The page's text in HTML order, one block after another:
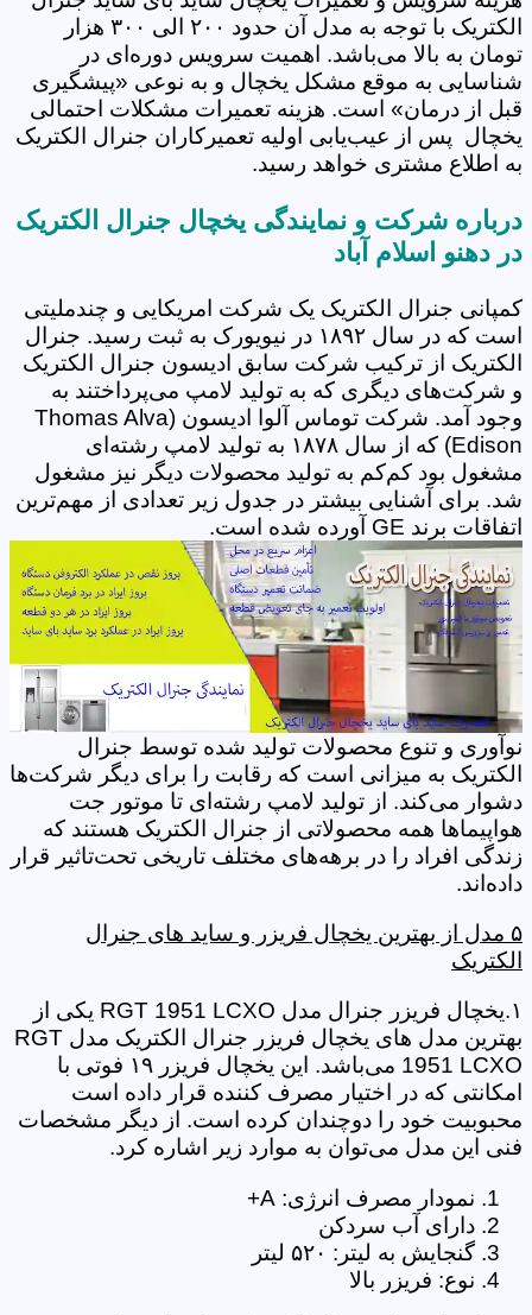
الکتریک با توجه به مدل آن حدود ۲۰۰ الی ۳۰۰ هزار
تومان به بالا می‌باشد. اهمیت سرویس دوره‌ای در
شناسایی به موقع مشکل یخچال و به نوعی «پیشگیری
قبل از درمان» است. هزینه تعمیرات مشکلات احتمالی
یخچال پس از عیب‌یابی اولیه تعمیرکاران جنرال الکتریک
به اطلاع مشتری خواهد رسید.
درباره شرکت و نمایندگی یخچال جنرال الکتریک
در دهنو اسلام آباد
کمپانی جنرال الکتریک یک شرکت امریکایی و چندملیتی
است که در سال ۱۸۹۲ در نیویورک به ثبت رسید. جنرال
الکتریک از ترکیب شرکت سابق ادیسون جنرال الکتریک
و شرکت‌های دیگری که به تولید لامپ می‌پرداختند به
وجود آمد. شرکت توماس آلوا ادیسون (Thomas Alva
Edison) که از سال ۱۸۷۸ به تولید لامپ رشته‌ای
مشغول بود کم‌کم به تولید محصولات دیگر نیز مشغول
شد. برای آشنایی بیشتر در جدول زیر تعدادی از مهم‌ترین
اتفاقات برند GE آورده شده است.
نوآوری‌ و تنوع محصولات تولید شده توسط جنرال
الکتریک به میزانی است که رقابت را برای دیگر شرکت‌ها
دشوار می‌کند. از تولید لامپ رشته‌ای تا موتور جت
هواپیماها همه محصولاتی از جنرال الکتریک هستند که
زندگی افراد را در برهه‌‌های مختلف تاریخی تحت‌تاثیر قرار
داده‌اند.
۵ مدل از بهترین یخچال فریزر و ساید های جنرال
الکتریک
۱.یخچال فریزر جنرال مدل RGT 1951 LCXO یکی از
بهترین مدل های یخچال فریزر جنرال الکتریک مدل RGT
1951 LCXO می‌باشد. این یخچال فریزر ۱۹ فوتی با
امکانتی که در اختیار مصرف کننده قرار داده است
محبوبیت خود را دوچندان کرده است. از دیگر مشخصات
فنی این مدل می‌توان به موارد زیر اشاره کرد.
نمودار مصرف انرژی: A+
دارای آب سردکن
گنجایش به لیتر: ۵۲۰ لیتر
نوع: فریزر بالا